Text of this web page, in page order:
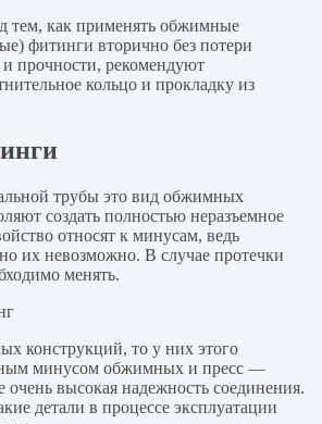
как применять обжимные
фитинги вторично без потери
и прочности, рекомендуют
кольцо и прокладку из
трубы это вид обжимных
создать полностью неразъемное
относят к минусам, ведь
их невозможно. В случае протечки
менять.
конструкций, то у них этого
минусом обжимных и пресс —
очень высокая надежность соединения.
детали в процессе эксплуатации